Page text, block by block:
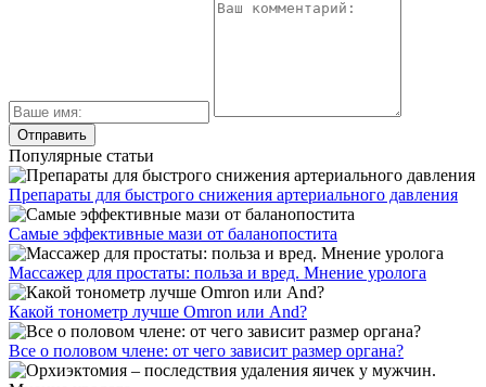
Популярные статьи
Препараты для быстрого снижения артериального давления
Самые эффективные мази от баланопостита
Массажер для простаты: польза и вред. Мнение уролога
Какой тонометр лучше Omron или And?
Все о половом члене: от чего зависит размер органа?